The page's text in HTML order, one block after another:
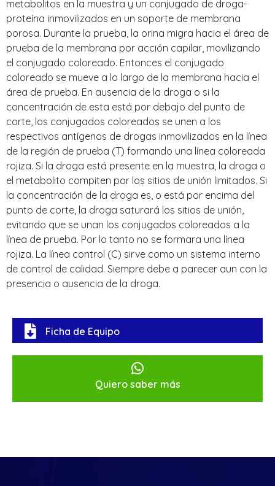
metabolitos en la muestra y un conjugado de droga-
proteína inmovilizados en un soporte de membrana
porosa. Durante la prueba, la orina migra hacia el área de
prueba de la membrana por acción capilar, movilizando
el conjugado coloreado. Entonces el conjugado
coloreado se mueve a lo largo de la membrana hacia el
área de prueba. En ausencia de la droga o si la
concentración de esta está por debajo del punto de
corte, los conjugados coloreados se unen a los
respectivos antígenos de drogas inmovilizados en la línea
de la región de prueba (T) formando una línea coloreada
rojiza. Si la droga está presente en la muestra, la droga o
el metabolito compiten por los sitios de unión limitados. Si
la concentración de la droga es, o está por encima del
punto de corte, la droga saturará los sitios de unión,
evitando que se unan los conjugados coloreados a la
línea de prueba. Por lo tanto no se formara una línea
rojiza. La línea control (C) sirve como un sistema interno
de control de calidad. Siempre debe a parecer aun con la
presencia o ausencia de la droga.
Ficha de Equipo
Quiero saber más